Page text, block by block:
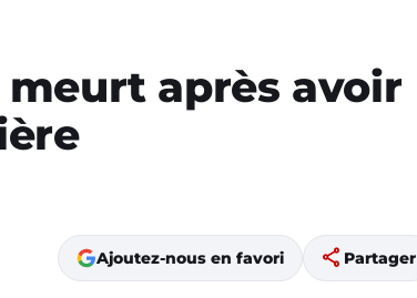
meurt après avoir
Ajoutez-nous en favori share Partager